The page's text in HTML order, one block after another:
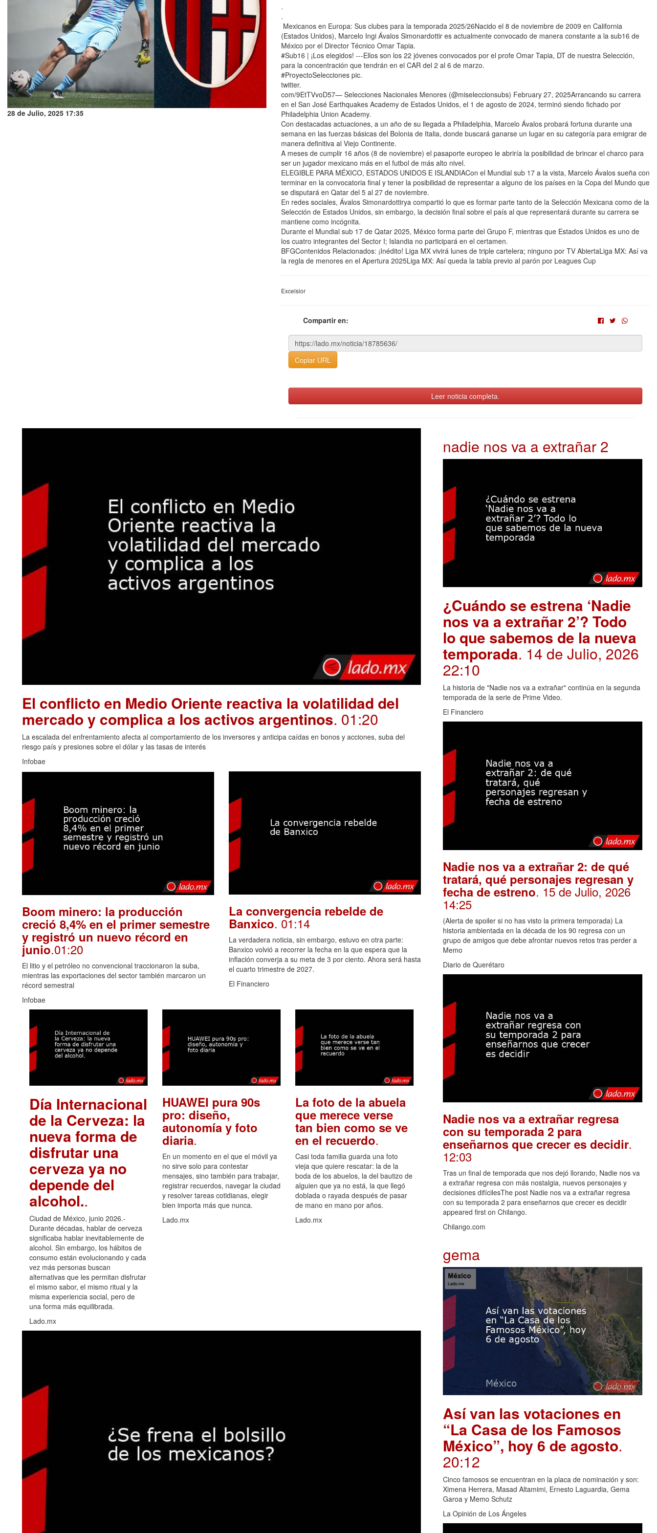
28 de Julio, 2025 17:35
.
.
Mexicanos en Europa: Sus clubes para la temporada 2025/26Nacido el 8 de noviembre de 2009 en California
(Estados Unidos), Marcelo Ingi Ávalos Simonardottir es actualmente convocado de manera constante a la sub16 de
México por el Director Técnico Omar Tapia.
#Sub16 | ¡Los elegidos! ---Ellos son los 22 jóvenes convocados por el profe Omar Tapia, DT de nuestra Selección,
para la concentración que tendrán en el CAR del 2 al 6 de marzo.
#ProyectoSelecciones pic.
twitter.
com/9EtTVvoD57— Selecciones Nacionales Menores (@miseleccionsubs) February 27, 2025Arrancando su carrera
en el San José Earthquakes Academy de Estados Unidos, el 1 de agosto de 2024, terminó siendo fichado por
Philadelphia Union Academy.
Con destacadas actuaciones, a un año de su llegada a Philadelphia, Marcelo Ávalos probará fortuna durante una
semana en las fuerzas básicas del Bolonia de Italia, donde buscará ganarse un lugar en su categoría para emigrar de
manera definitiva al Viejo Continente.
A meses de cumplir 16 años (8 de noviembre) el pasaporte europeo le abriría la posibilidad de brincar el charco para
ser un jugador mexicano más en el futbol de más alto nivel.
ELEGIBLE PARA MÉXICO, ESTADOS UNIDOS E ISLANDIACon el Mundial sub 17 a la vista, Marcelo Ávalos sueña con
terminar en la convocatoria final y tener la posibilidad de representar a alguno de los países en la Copa del Mundo que
se disputará en Qatar del 5 al 27 de noviembre.
En redes sociales, Ávalos Simonardottirya compartió lo que es formar parte tanto de la Selección Mexicana como de la
Selección de Estados Unidos, sin embargo, la decisión final sobre el país al que representará durante su carrera se
mantiene como incógnita.
Durante el Mundial sub 17 de Qatar 2025, México forma parte del Grupo F, mientras que Estados Unidos es uno de
los cuatro integrantes del Sector I; Islandia no participará en el certamen.
BFGContenidos Relacionados: ¡Inédito! Liga MX vivirá lunes de triple cartelera; ninguno por TV AbiertaLiga MX: Así va
la regla de menores en el Apertura 2025Liga MX: Así queda la tabla previo al parón por Leagues Cup
Excelsior
Compartir en:
Copiar URL
Leer noticia completa.
El conflicto en Medio Oriente reactiva la volatilidad del
mercado y complica a los activos argentinos. 01:20
La escalada del enfrentamiento afecta al comportamiento de los inversores y anticipa caídas en bonos y acciones, suba del
riesgo país y presiones sobre el dólar y las tasas de interés
Infobae
Boom minero: la producción
creció 8,4% en el primer semestre
y registró un nuevo récord en
junio.01:20
El litio y el petróleo no convencional traccionaron la suba,
mientras las exportaciones del sector también marcaron un
récord semestral
Infobae
La convergencia rebelde de
Banxico. 01:14
La verdadera noticia, sin embargo, estuvo en otra parte:
Banxico volvió a recorrer la fecha en la que espera que la
inflación converja a su meta de 3 por ciento. Ahora será hasta
el cuarto trimestre de 2027.
El Financiero
Día Internacional
de la Cerveza: la
nueva forma de
disfrutar una
cerveza ya no
depende del
alcohol..
Ciudad de México, junio 2026.-
Durante décadas, hablar de cerveza
significaba hablar inevitablemente de
alcohol. Sin embargo, los hábitos de
consumo están evolucionando y cada
vez más personas buscan
alternativas que les permitan disfrutar
el mismo sabor, el mismo ritual y la
misma experiencia social, pero de
una forma más equilibrada.
Lado.mx
HUAWEI pura 90s
pro: diseño,
autonomía y foto
diaria.
En un momento en el que el móvil ya
no sirve solo para contestar
mensajes, sino también para trabajar,
registrar recuerdos, navegar la ciudad
y resolver tareas cotidianas, elegir
bien importa más que nunca.
Lado.mx
La foto de la abuela
que merece verse
tan bien como se ve
en el recuerdo.
Casi toda familia guarda una foto
vieja que quiere rescatar: la de la
boda de los abuelos, la del bautizo de
alguien que ya no está, la que llegó
doblada o rayada después de pasar
de mano en mano por años.
Lado.mx
nadie nos va a extrañar 2
¿Cuándo se estrena ‘Nadie
nos va a extrañar 2’? Todo
lo que sabemos de la nueva
temporada. 14 de Julio, 2026
22:10
La historia de "Nadie nos va a extrañar" continúa en la segunda
temporada de la serie de Prime Video.
El Financiero
Nadie nos va a extrañar 2: de qué
tratará, qué personajes regresan y
fecha de estreno. 15 de Julio, 2026
14:25
(Alerta de spoiler si no has visto la primera temporada) La
historia ambientada en la década de los 90 regresa con un
grupo de amigos que debe afrontar nuevos retos tras perder a
Memo
Diario de Querétaro
Nadie nos va a extrañar regresa
con su temporada 2 para
enseñarnos que crecer es decidir.
12:03
Tras un final de temporada que nos dejó llorando, Nadie nos va
a extrañar regresa con más nostalgia, nuevos personajes y
decisiones difícilesThe post Nadie nos va a extrañar regresa
con su temporada 2 para enseñarnos que crecer es decidir
appeared first on Chilango.
Chilango.com
gema
Así van las votaciones en
“La Casa de los Famosos
México”, hoy 6 de agosto.
20:12
Cinco famosos se encuentran en la placa de nominación y son:
Ximena Herrera, Masad Altamimi, Ernesto Laguardia, Gema
Garoa y Memo Schutz
La Opinión de Los Ángeles